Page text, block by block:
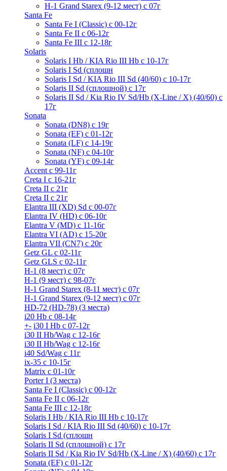
H-1 Grand Starex (9-12 мест) с 07г
Santa Fe
Santa Fe I (Classic) с 00-12г
Santa Fe II с 06-12г
Santa Fe III c 12-18г
Solaris
Solaris I Hb / KIA Rio III Hb с 10-17г
Solaris I Sd (сплошн
Solaris I Sd / KIA Rio III Sd (40/60) с 10-17г
Solaris II Sd (сплошной) с 17г
Solaris II Sd / Kia Rio IV Sd/Hb (X-Line / X) (40/60) с
17г
Sonata
Sonata (DN8) с 19г
Sonata (EF) с 01-12г
Sonata (LF) с 14-19г
Sonata (NF) с 04-10г
Sonata (YF) с 09-14г
Accent с 99-11г
Creta I с 16-21г
Creta II с 21г
Creta II с 21г
Elantra III (XD) Sd c 00-07г
Elantra IV (HD) с 06-10г
Elantra V (MD) c 11-16г
Elantra VI (AD) с 15-20г
Elantra VII (CN7) с 20г
Getz GL с 02-11г
Getz GLS с 02-11г
H-1 (8 мест) c 07г
H-1 (9 мест) c 98-07г
H-1 Grand Starex (8-11 мест) с 07г
H-1 Grand Starex (9-12 мест) с 07г
HD-72 (HD-78) (3 места)
i20 Hb с 08-14г
+- i30 I Hb с 07-12г
i30 II Hb/Wag с 12-16г
i30 II Hb/Wag с 12-16г
i40 Sd/Wag с 11г
ix-35 с 10-15г
Matrix с 01-10г
Porter I (3 места)
Santa Fe I (Classic) с 00-12г
Santa Fe II с 06-12г
Santa Fe III c 12-18г
Solaris I Hb / KIA Rio III Hb с 10-17г
Solaris I Sd / KIA Rio III Sd (40/60) с 10-17г
Solaris I Sd (сплошн
Solaris II Sd (сплошной) с 17г
Solaris II Sd / Kia Rio IV Sd/Hb (X-Line / X) (40/60) с 17г
Sonata (EF) с 01-12г